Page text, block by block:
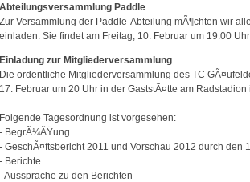
Abteilungsversammlung Paddle
Zur Versammlung der Paddle-Abteilung mÃ¶chten wir
einladen. Sie findet am Freitag, 10. Februar um 19.00
Einladung zur Mitgliederversammlung
Die ordentliche Mitgliederversammlung des TC
17. Februar um 20 Uhr in der GaststÃ¤tte am
Folgende Tagesordnung ist vorgesehen:
- BegrÃ¼ÃŸung
- GeschÃ¤ftsbericht 2011 und Vorschau 2012 durch den
- Berichte
- Aussprache zu den Berichten